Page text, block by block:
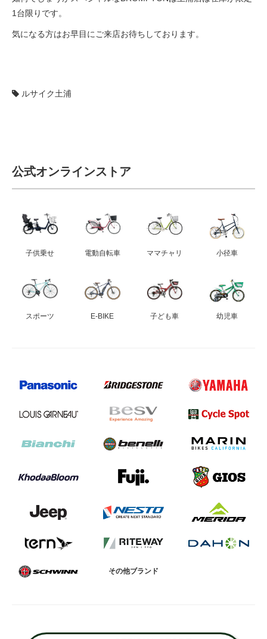
1台限りです。
気になる方はお早目にご来店お待ちしております。
ルサイク土浦
公式オンラインストア
子供乗せ 電動自転車 ママチャリ 小径車
スポーツ E-BIKE 子ども車 幼児車
その他ブランド